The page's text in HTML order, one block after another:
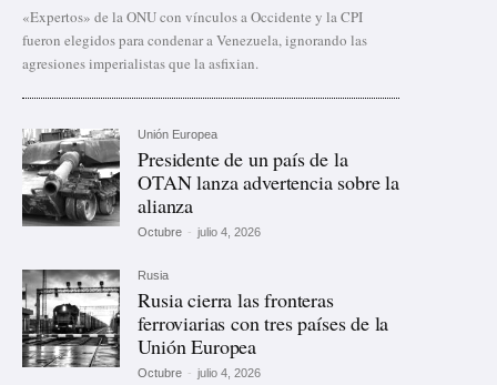
«Expertos» de la ONU con vínculos a Occidente y la CPI
fueron elegidos para condenar a Venezuela, ignorando las
agresiones imperialistas que la asfixian.
Unión Europea
Presidente de un país de la
OTAN lanza advertencia sobre la
alianza
Octubre - julio 4, 2026
Rusia
Rusia cierra las fronteras
ferroviarias con tres países de la
Unión Europea
Octubre - julio 4, 2026